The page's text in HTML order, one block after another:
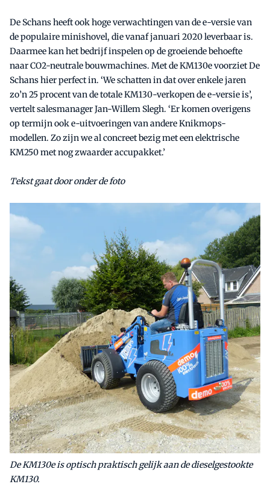
De Schans heeft ook hoge verwachtingen van de e-versie van
de populaire minishovel, die vanaf januari 2020 leverbaar is.
Daarmee kan het bedrijf inspelen op de groeiende behoefte
naar CO2-neutrale bouwmachines. Met de KM130e voorziet De
Schans hier perfect in. ‘We schatten in dat over enkele jaren
zo’n 25 procent van de totale KM130-verkopen de e-versie is’,
vertelt salesmanager Jan-Willem Slegh. ‘Er komen overigens
op termijn ook e-uitvoeringen van andere Knikmops-
modellen. Zo zijn we al concreet bezig met een elektrische
KM250 met nog zwaarder accupakket.’
Tekst gaat door onder de foto
De KM130e is optisch praktisch gelijk aan de dieselgestookte
KM130.